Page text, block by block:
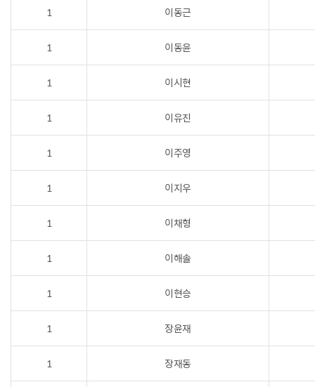
1 이동근
1 이동윤
1 이시현
1 이유진
1 이주영
1 이지우
1 이채형
1 이해솔
1 이현승
1 장윤재
1 장재동